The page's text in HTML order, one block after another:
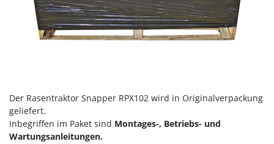
Der Rasentraktor Snapper RPX102 wird in Originalverpackung
geliefert.
Inbegriffen im Paket sind Montages-, Betriebs- und
Wartungsanleitungen.